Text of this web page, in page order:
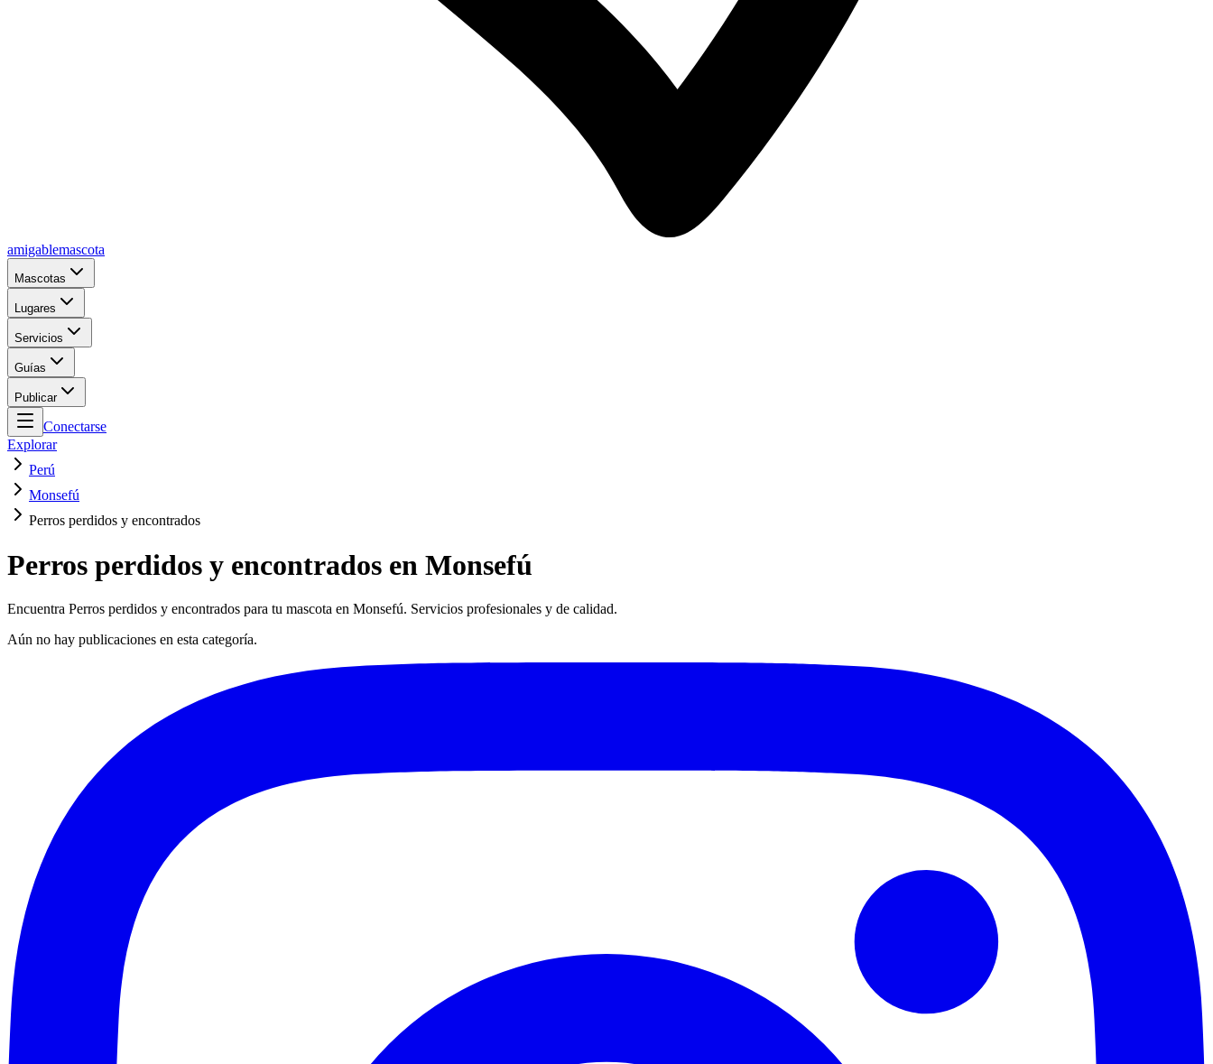
amigablemascota
Mascotas
Lugares
Servicios
Guías
Publicar
Conectarse
Explorar
Perú
Monsefú
Perros perdidos y encontrados
Perros perdidos y encontrados en Monsefú
Encuentra Perros perdidos y encontrados para tu mascota en Monsefú. Servicios profesionales y de calidad.
Aún no hay publicaciones en esta categoría.